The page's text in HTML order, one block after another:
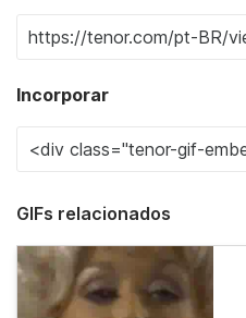
Incorporar
GIFs relacionados